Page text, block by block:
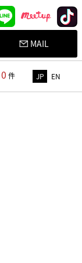
MAIL
0 件 JP EN